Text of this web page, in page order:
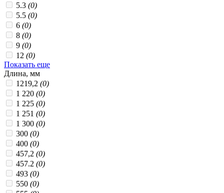
5.3 (0)
5.5 (0)
6 (0)
8 (0)
9 (0)
12 (0)
Показать еще
Длина, мм
1219,2 (0)
1 220 (0)
1 225 (0)
1 251 (0)
1 300 (0)
300 (0)
400 (0)
457,2 (0)
457.2 (0)
493 (0)
550 (0)